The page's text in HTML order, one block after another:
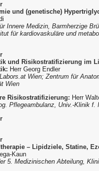
und (genetische)
Innere Medizin, Barmherzige
für kardiovaskuläre und
und Risikostratifizierung im
Herr Georg Endler
Wien; Zentrum für
Wien
Risikostratifizierung: Herr
Pflegeambulanz, Univ.-Klinik f.
– Lipidziele, Statine,
Kaun
5. Medizinischen Abteilung,